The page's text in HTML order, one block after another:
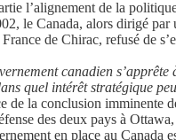
l’alignement de la
le Canada, alors dirigé par
de Chirac, refusé de
canadien
quel intérêt stratégique
de la conclusion imminente
des deux pays à
en place au Canada